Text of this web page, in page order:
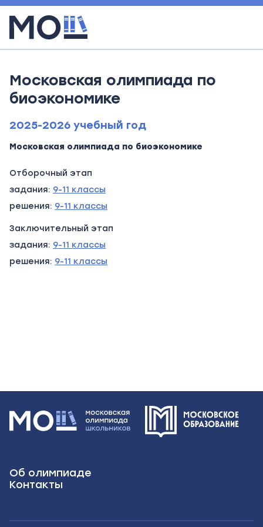
Московская олимпиада по
биоэкономике
2025-2026 учебный год
Московская олимпиада по биоэкономике
Отборочный этап
задания: 9-11 классы
решения: 9-11 классы
Заключительный этап
задания: 9-11 классы
решения: 9-11 классы
Об олимпиаде
Контакты